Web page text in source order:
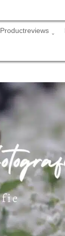
Productreviews